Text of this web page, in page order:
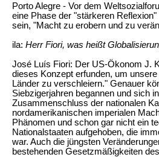
Porto Alegre - Vor dem
eine Phase der "stärkeren
sein, "Macht zu erobern und zu
ila: Herr Fiori, was heißt
José Luís Fiori: Der US-Ökonom J.
dieses Konzept erfunden, um
Länder zu verschleiern." Genauer
Siebzigerjahren begannen und sich
Zusammenschluss der nationalen
nordamerikanischen imperialen
Phänomen und schon gar nicht ein
Nationalstaaten aufgehoben, die
war. Auch die jüngsten
bestehenden Gesetzmäßigkeiten